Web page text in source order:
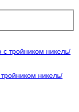
никель/